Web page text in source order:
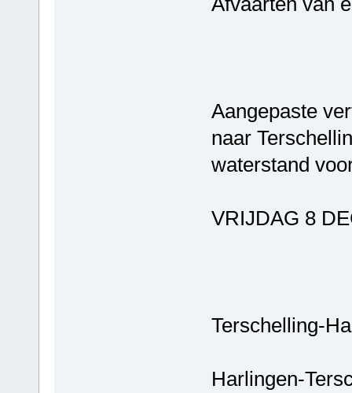
Aangepaste
naar
waterstand
VRIJDAG 8
Terschelling-
Harlingen-